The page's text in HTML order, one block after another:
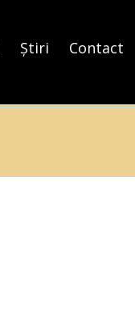
Știri Contact